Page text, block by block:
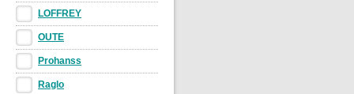
LOFFREY
OUTE
Prohanss
Raglo